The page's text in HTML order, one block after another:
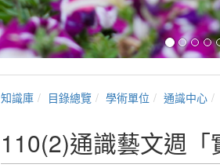
知識庫 目錄總覽 學術單位 通識中心
110(2)通識藝文週